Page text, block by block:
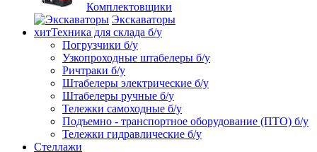
Комплектовщики
Экскаваторы
хитТехника для склада б/у
Погрузчики б/у
Узкопроходные штабелеры б/у
Ричтраки б/у
Штабелеры электрические б/у
Штабелеры ручные б/у
Тележки самоходные б/у
Подъемно - транспортное оборудование (ПТО) б/у
Тележки гидравлические б/у
Стеллажи